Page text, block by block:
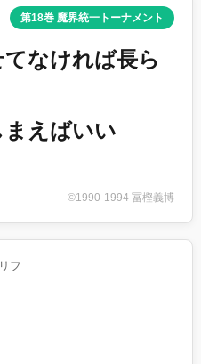
第18巻 魔界統一トーナメント
なければ長ら
えばいい
©1990-1994 冨樫義博
フ